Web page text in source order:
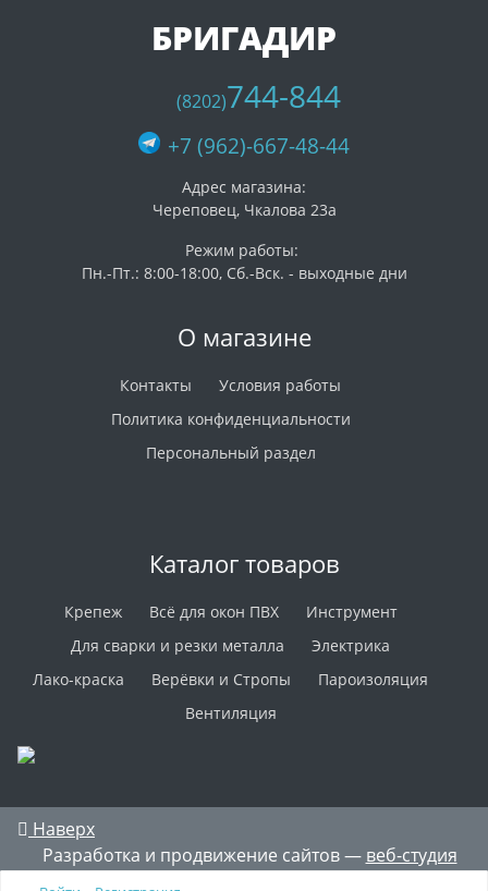
О магазине
Контакты
Условия работы
Политика конфиденциальности
Персональный раздел
Каталог товаров
Крепеж Всё для окон ПВХ
Инструмент
Для сварки и резки металла
Электрика
Лако-краска
Верёвки и Стропы
Пароизоляция
Вентиляция
БРИГАДИР
(8202)744-844
+7 (962)-667-48-44
Адрес магазина:
Череповец, Чкалова 23а
Режим работы:
Пн.-Пт.: 8:00-18:00, Сб.-Вск. - выходные дни
Наверх
Разработка и продвижение сайтов — веб-студия